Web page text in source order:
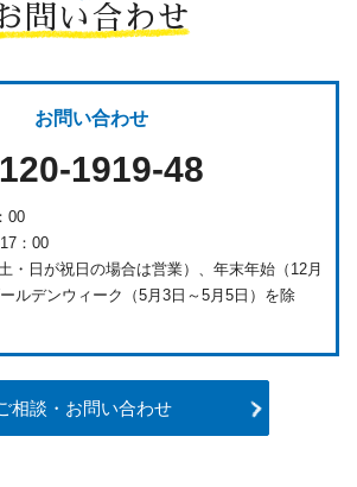
問い合わせ
お問い合わせ
1919-48
00
：00
・日が祝日の場合は営業）、年末年始（12月
ルデンウィーク（5月3日～5月5日）を除
相談・お問い合わせ